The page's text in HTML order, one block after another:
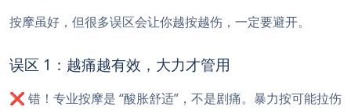
按摩虽好，但很多误区会让你越按越伤，一定要避开。
误区 1：越痛越有效，大力才管用
❌ 错！专业按摩是 “酸胀舒适”，不是剧痛。暴力按可能拉伤